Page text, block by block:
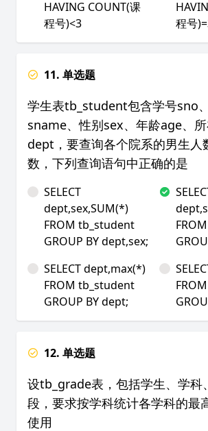
HAVING COUNT(课
程号)<3
程号
11. 单选题
学生表tb_student包含学号sno
sname、性别sex、年龄age、
dept，要查询各个院系的男生人
数，下列查询语句中正确的是
SELECT
dept,sex,SUM(*)
FROM tb_student
GROUP BY dept,sex;
SELECT dept,max(*)
FROM tb_student
GROUP BY dept;
12. 单选题
设tb_grade表，包括学生、学科
段，要求按学科统计各学科的最
使用